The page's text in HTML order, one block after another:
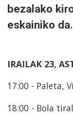
bezalako
eskainiko da.
IRAILAK 23,
17:00 - Paleta,
18:00 - Bola